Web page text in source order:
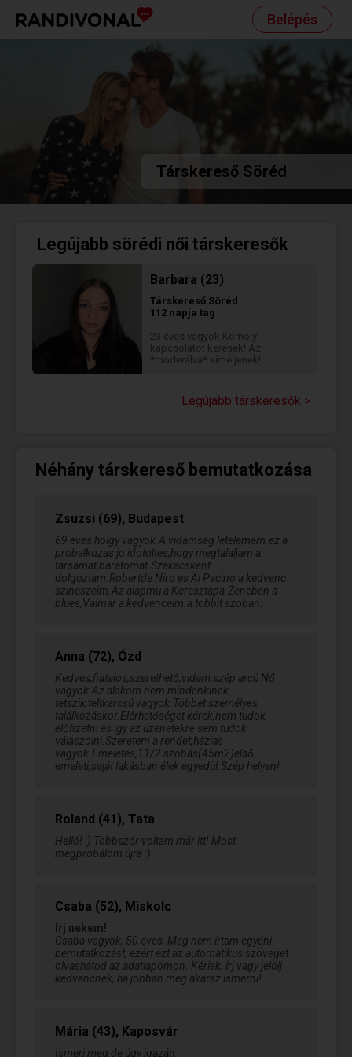
Belépés
Társkereső Söréd
Legújabb sörédi női társkeresők
Barbara (23)
Társkereső Söréd
112 napja tag
23 éves vagyok Komoly
kapcsolatot keresek! Az
*moderálva* kíméljenek!
Legújabb társkeresők >
Néhány társkereső bemutatkozása
Zsuzsi (69), Budapest
69 eves holgy vagyok.A vidamsag letelemem.ez a
probalkozas jo idotoltes,hogy megtalaljam a
tarsamat,baratomat.Szakacskent
dolgoztam.Robertde Niro es Al Pacino a kedvenc
szineszeim.Az alapmu a Keresztapa.Zeneben a
blues,Valmar a kedvenceim.a tobbit szoban.
Anna (72), Ózd
Kedves,fiatalos,szerethető,vidám,szép arcú Nő
vagyok.Az alakom nem mindenkinek
tetszik,teltkarcsú vagyok.Többet személyes
találkozáskor.Elérhetőséget kérek,nem tudok
előfizetni és igy az üzenetekre sem tudok
válaszolni.Szeretem a rendet,házias
vagyok.Emeletes,11/2 szobás(45m2)első
emeleti,saját lakásban élek egyedül.Szép helyen!
Roland (41), Tata
Helló! :) Többszőr voltam már itt! Most
megpróbálom újra :)
Csaba (52), Miskolc
Írj nekem!
Csaba vagyok, 50 éves, Még nem írtam egyéni
bemutatkozást, ezért ezt az automatikus szöveget
olvashatod az adatlapomon. Kérlek, írj vagy jelölj
kedvencnek, ha jobban meg akarsz ismerni!
Mária (43), Kaposvár
Ismerj meg de úgy igazán